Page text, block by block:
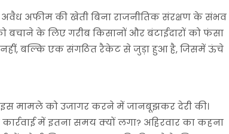
अवैध अफीम की खेती बिना राजनीतिक संरक्षण के संभव
बचाने के लिए गरीब किसानों और बंटाईदारों को फंसा
नहीं, बल्कि एक संगठित रैकेट से जुड़ा हुआ है, जिसमें ऊंचे
मामले को उजागर करने में जानबूझकर देरी की।
में इतना समय क्यों लगा? अहिरवार का कहना